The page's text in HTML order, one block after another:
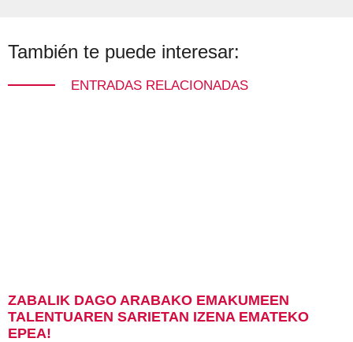
También te puede interesar:
ENTRADAS RELACIONADAS
ZABALIK DAGO ARABAKO EMAKUMEEN
TALENTUAREN SARIETAN IZENA EMATEKO
EPEA!